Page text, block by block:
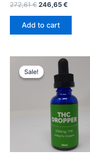
272,61€246,65€
Add to cart
Sale!
Sale!
Original
price
was:
51,93 €.
Current
price
is:
43,27 €.